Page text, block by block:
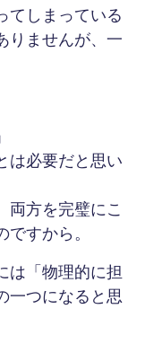
てしまっている
りませんが、一
は必要だと思い
両方を完璧にこ
すから。
は「物理的に担
一つになると思